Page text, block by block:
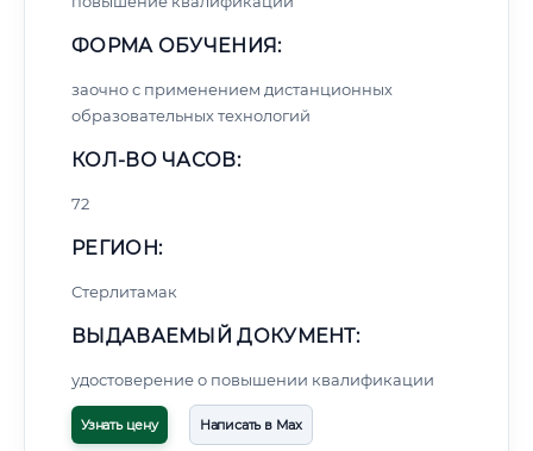
ФОРМА ОБУЧЕНИЯ:
заочно с применением дистанционных
образовательных технологий
КОЛ-ВО ЧАСОВ:
72
РЕГИОН:
Стерлитамак
ВЫДАВАЕМЫЙ ДОКУМЕНТ:
удостоверение о повышении квалификации
Узнать цену Написать в Max